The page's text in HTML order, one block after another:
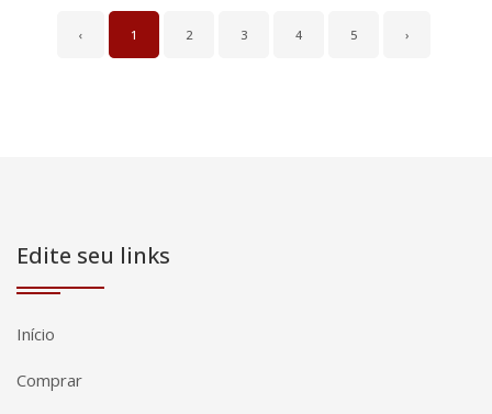
‹ 1 2 3 4 5 ›
Edite seu links
Início
Comprar